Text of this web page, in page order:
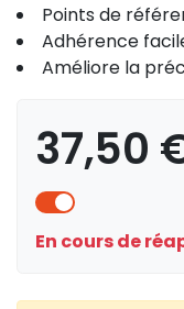
Points de
Adhérence
Améliore la
37,50
En cours de